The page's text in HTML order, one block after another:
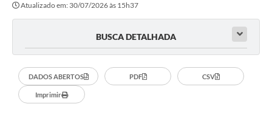
Atualizado em: 30/07/2026 às 15h37
BUSCA DETALHADA
DADOS ABERTOS PDF CSV
Imprimir